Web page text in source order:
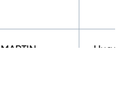
MARTIN
Hugo